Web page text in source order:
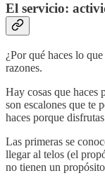
El servicio:
¿Por qué haces lo
razones.
Hay cosas que haces
son escalones que te
haces porque
Las primeras se
llegar al telos (el
no tienen un